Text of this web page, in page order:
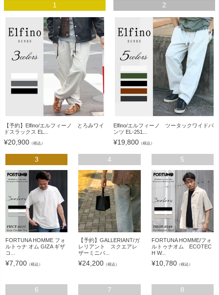
1
【予約】Elfino/エルフィーノ とろみワイ
ドスラックス EL...
¥20,900 （税込）
2
Elfino/エルフィーノ ツータックワイドパ
ンツ EL-251...
¥19,800 （税込）
3
FORTUNA HOMME フォ
ルトゥナ オム GIZA ギザ
コ...
¥7,700 （税込）
4
【予約】GALLERIANT/ガ
レリアント スクエアレ
ザーミニバ...
¥24,200 （税込）
5
FORTUNA HOMME/フォ
ルトゥナオム ECOTEC
H W...
¥10,780（税込）
6 7 8